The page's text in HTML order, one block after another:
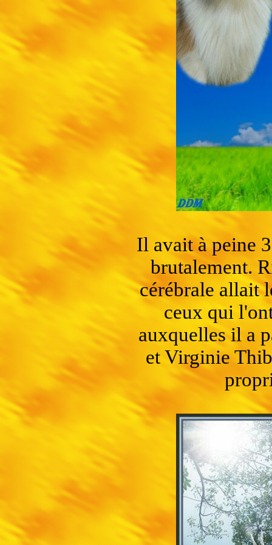
Il avait à peine
brutalement.
cérébrale allait
ceux qui
auxquelles il a
et Virginie